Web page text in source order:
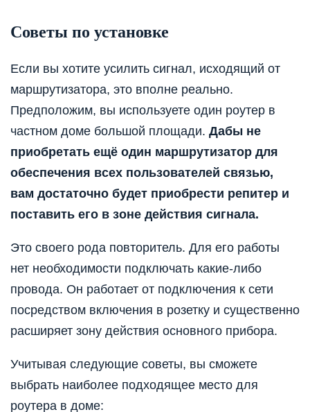
Советы по установке
Если вы хотите усилить сигнал, исходящий от
маршрутизатора, это вполне реально.
Предположим, вы используете один роутер в
частном доме большой площади. Дабы не
приобретать ещё один маршрутизатор для
обеспечения всех пользователей связью,
вам достаточно будет приобрести репитер и
поставить его в зоне действия сигнала.
Это своего рода повторитель. Для его работы
нет необходимости подключать какие-либо
провода. Он работает от подключения к сети
посредством включения в розетку и существенно
расширяет зону действия основного прибора.
Учитывая следующие советы, вы сможете
выбрать наиболее подходящее место для
роутера в доме: